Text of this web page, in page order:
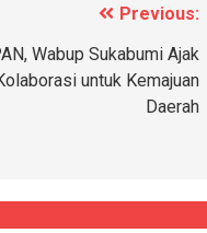
Previous:
Wabup Sukabumi Ajak
untuk Kemajuan
Daerah